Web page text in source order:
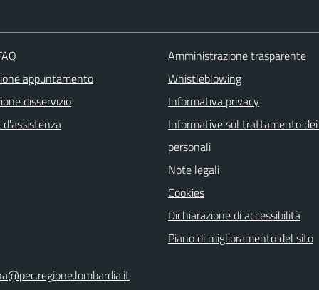
appuntamento
disservizio
d'assistenza
Amministrazione trasparente
Whistleblowing
Informativa privacy
Informative sul trattamento
personali
Note legali
Cookies
Dichiarazione di accessibilità
Piano di miglioramento del sito